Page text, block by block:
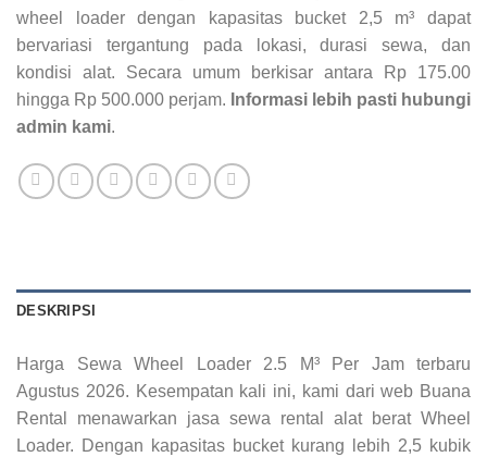
wheel loader dengan kapasitas bucket 2,5 m³ dapat
bervariasi tergantung pada lokasi, durasi sewa, dan
kondisi alat. Secara umum berkisar antara Rp 175.00
hingga Rp 500.000 perjam. Informasi lebih pasti hubungi
admin kami.
DESKRIPSI
Harga Sewa Wheel Loader 2.5 M³ Per Jam terbaru
Agustus 2026. Kesempatan kali ini, kami dari web Buana
Rental menawarkan jasa sewa rental alat berat Wheel
Loader. Dengan kapasitas bucket kurang lebih 2,5 kubik